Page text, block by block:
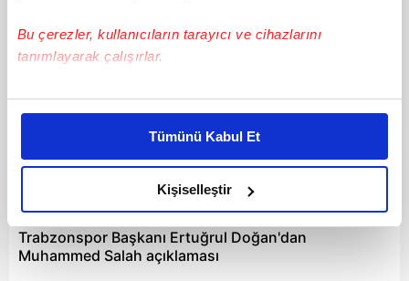
Bu çerezler, kullanıcıların tarayıcı ve cihazlarını
tanımlayarak çalışırlar.
Bu çerezlere izin vermeniz halinde sizlere özel
daha iyi reklam deneyimi yaşatabiliriz. Bunu yaparken
amacımızın size daha iyi bir reklam deneyimi sunmak
olduğunu ve sizlere en iyi içerikleri sunabilmek adına
elimizden gelen çabayı gösterdiğimizi ve bu noktada,
reklamların maliyetlerimizi karşılamak noktasında tek gelir
kalemimiz olduğunu sizlere hatırlatmak isteriz.
Tümünü Kabul Et
Kişiselleştir
Trabzonspor Başkanı Ertuğrul Doğan'dan
Muhammed Salah açıklaması